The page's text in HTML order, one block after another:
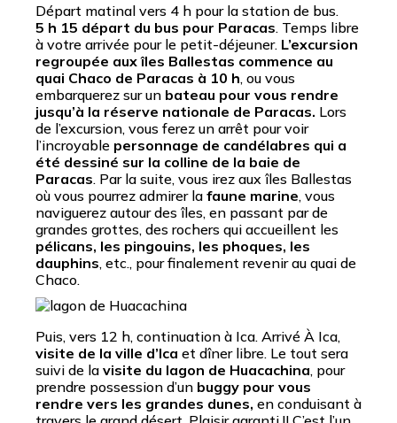
Départ matinal vers 4 h pour la station de bus.
5 h 15 départ du bus pour Paracas. Temps libre
à votre arrivée pour le petit-déjeuner. L’excursion
regroupée aux îles Ballestas commence au
quai Chaco de Paracas à 10 h, ou vous
embarquerez sur un bateau pour vous rendre
jusqu’à la réserve nationale de Paracas. Lors
de l’excursion, vous ferez un arrêt pour voir
l’incroyable personnage de candélabres qui a
été dessiné sur la colline de la baie de
Paracas. Par la suite, vous irez aux îles Ballestas
où vous pourrez admirer la faune marine, vous
naviguerez autour des îles, en passant par de
grandes grottes, des rochers qui accueillent les
pélicans, les pingouins, les phoques, les
dauphins, etc., pour finalement revenir au quai de
Chaco.
Puis, vers 12 h, continuation à Ica. Arrivé À Ica,
visite de la ville d’Ica et dîner libre. Le tout sera
suivi de la visite du lagon de Huacachina, pour
prendre possession d’un buggy pour vous
rendre vers les grandes dunes, en conduisant à